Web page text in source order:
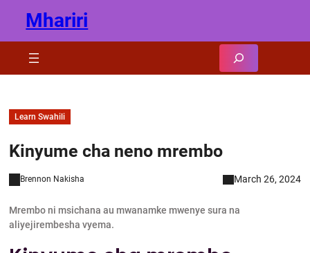
content
Mhariri
Learn Swahili
Kinyume cha neno mrembo
Brennon Nakisha March 26, 2024
Mrembo ni msichana au mwanamke mwenye sura na
aliyejirembesha vyema.